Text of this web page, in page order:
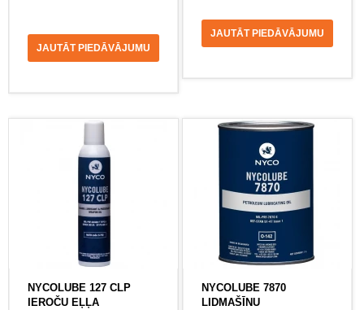
JAUTĀT PIEDĀVĀJUMU
JAUTĀT PIEDĀVĀJUMU
NYCOLUBE 127 CLP
IEROČU EĻĻA
NYCOLUBE 7870
LIDMAŠĪNU